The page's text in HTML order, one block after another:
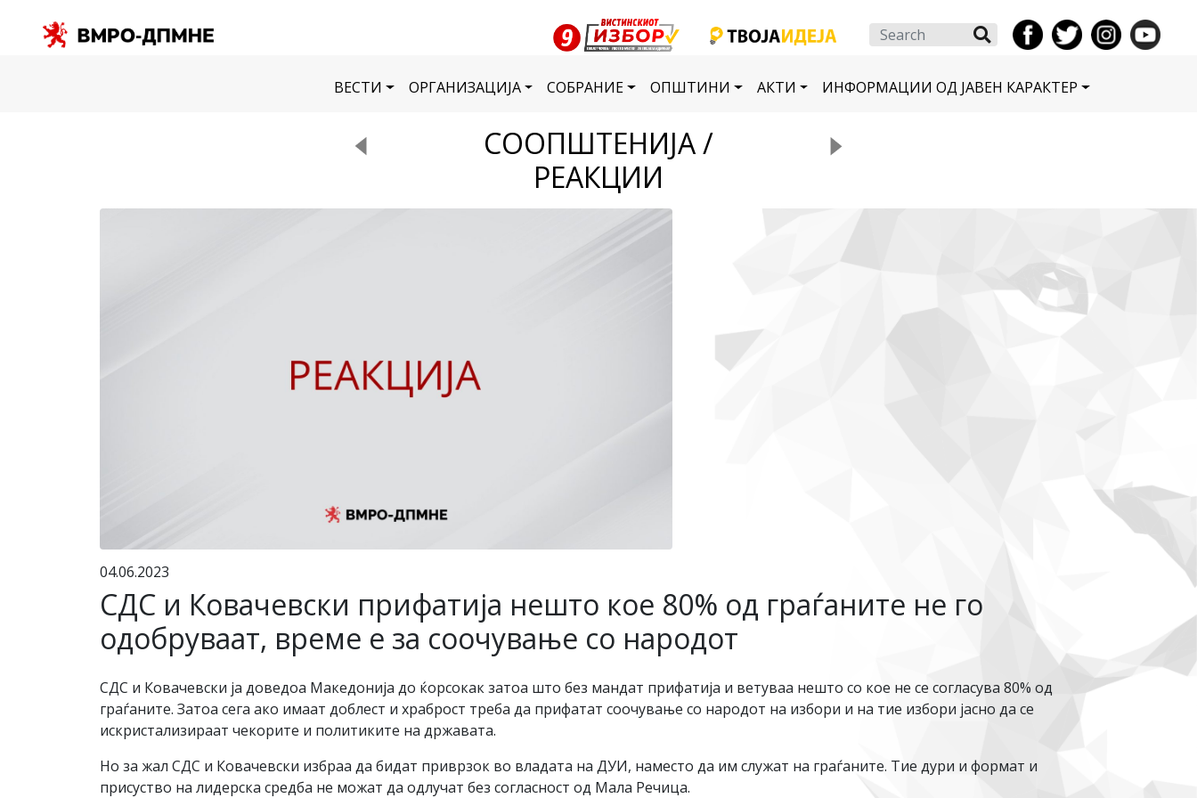
Search
ВЕСТИ ОРГАНИЗАЦИЈА СОБРАНИЕ ОПШТИНИ АКТИ ИНФОРМАЦИИ ОД ЈАВЕН КАРАКТЕР
СООПШТЕНИЈА /
РЕАКЦИИ
04.06.2023
СДС и Ковачевски прифатија нешто кое 80% од граѓаните не го
одобруваат, време е за соочување со народот
СДС и Ковачевски ја доведоа Македонија до ќорсокак затоа што без мандат прифатија и ветуваа нешто со кое не се согласува 80% од
граѓаните. Затоа сега ако имаат доблест и храброст треба да прифатат соочување со народот на избори и на тие избори јасно да се
искристализираат чекорите и политиките на државата.
Но за жал СДС и Ковачевски избраа да бидат приврзок во владата на ДУИ, наместо да им служат на граѓаните. Тие дури и формат и
присуство на лидерска средба не можат да одлучат без согласност од Мала Речица.